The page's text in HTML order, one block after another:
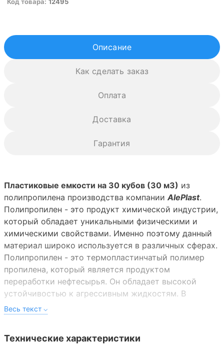
Описание
Как сделать заказ
Оплата
Доставка
Гарантия
Пластиковые емкости на 30 кубов (30 м3) из
полипропилена производства компании AlePlast.
Полипропилен - это продукт химической индустрии,
который обладает уникальными физическими и
химическими свойствами. Именно поэтому данный
материал широко используется в различных сферах.
Полипропилен - это термопластинчатый полимер
пропилена, который является продуктом
переработки нефтесырья. Он обладает высокой
устойчивостью к агрессивным жидкостям. В
условиях нормальной температуры материал не
растворяется под воздействием органических
среды, так как является абсолютно
Технические характеристики